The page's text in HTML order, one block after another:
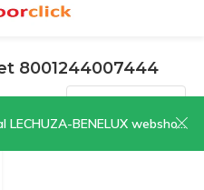
webshop | CLICK HERE NOW!
8001244007444
op: